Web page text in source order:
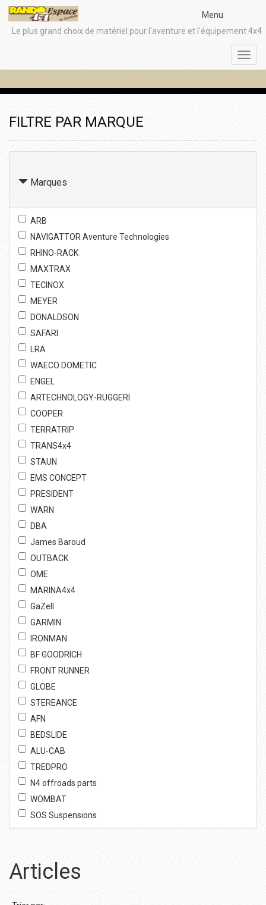
Le plus grand choix de matériel pour l'aventure et l'équipement 4x4
Menu
FILTRE PAR MARQUE
Marques
ARB
NAVIGATTOR Aventure Technologies
RHINO-RACK
MAXTRAX
TECINOX
MEYER
DONALDSON
SAFARI
LRA
WAECO DOMETIC
ENGEL
ARTECHNOLOGY-RUGGERI
COOPER
TERRATRIP
TRANS4x4
STAUN
EMS CONCEPT
PRESIDENT
WARN
DBA
James Baroud
OUTBACK
OME
MARINA4x4
GaZell
GARMIN
IRONMAN
BF GOODRICH
FRONT RUNNER
GLOBE
STEREANCE
AFN
BEDSLIDE
ALU-CAB
TREDPRO
N4 offroads parts
WOMBAT
SOS Suspensions
Articles